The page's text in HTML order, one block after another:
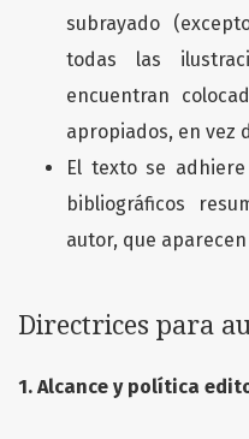
subrayado
todas las
encuentran
apropiados, en vez
El texto se
bibliográficos
autor, que
Directrices para
1. Alcance y política